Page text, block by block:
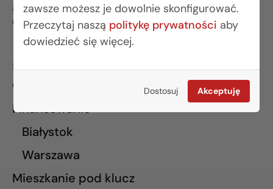
zawsze możesz je dowolnie skonfigurować.
Przeczytaj naszą politykę prywatności aby
dowiedzieć się więcej.
Dostosuj Akceptuję
al. Wilanowska 67E lok. U5
02-765 Warszawa
INFORMACJE
O nas
Finansowanie
Białystok
Warszawa
Mieszkanie pod klucz